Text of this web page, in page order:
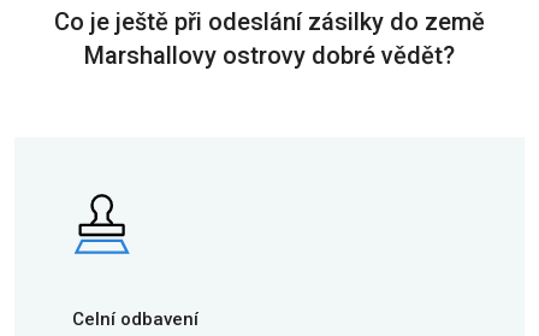
Co je ještě při odeslání zásilky do země
Marshallovy ostrovy dobré vědět?
Celní odbavení